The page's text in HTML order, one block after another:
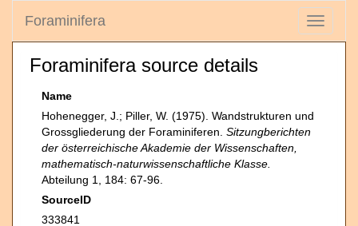
Toggle
Foraminifera
Foraminifera source details
Name
Hohenegger, J.; Piller, W. (1975). Wandstrukturen und
Grossgliederung der Foraminiferen. Sitzungberichten
der österreichische Akademie der Wissenschaften,
mathematisch-naturwissenschaftliche Klasse.
Abteilung 1, 184: 67-96.
SourceID
333841